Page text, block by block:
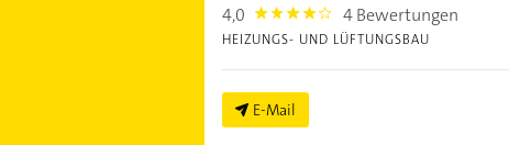
4,0 4.0 4 Bewertungen
HEIZUNGS- UND LÜFTUNGSBAU
E-Mail